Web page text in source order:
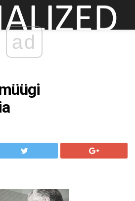
ad